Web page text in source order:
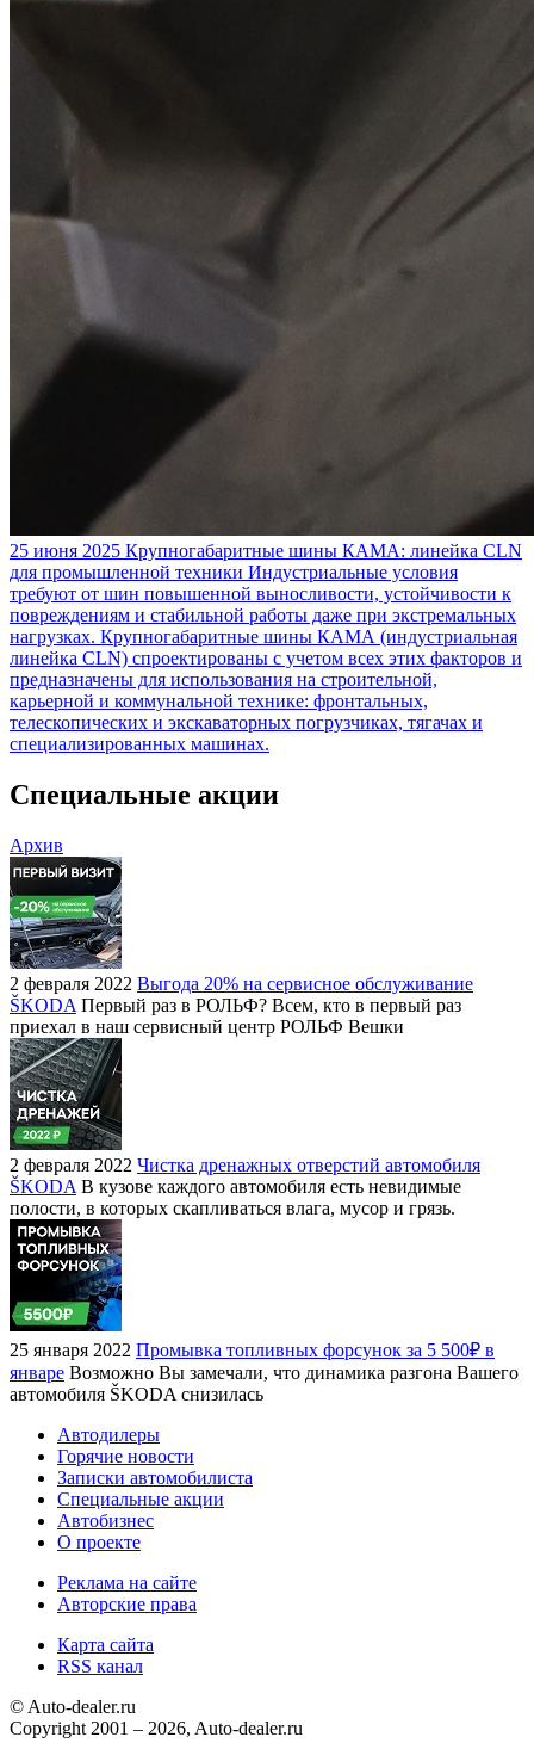
25 июня 2025 Крупногабаритные шины КАМА: линейка CLN
для промышленной техники Индустриальные условия
требуют от шин повышенной выносливости, устойчивости к
повреждениям и стабильной работы даже при экстремальных
нагрузках. Крупногабаритные шины КАМА (индустриальная
линейка CLN) спроектированы с учетом всех этих факторов и
предназначены для использования на строительной,
карьерной и коммунальной технике: фронтальных,
телескопических и экскаваторных погрузчиках, тягачах и
специализированных машинах.
Специальные акции
Архив
2 февраля 2022 Выгода 20% на сервисное обслуживание
ŠKODA Первый раз в РОЛЬФ? Всем, кто в первый раз
приехал в наш сервисный центр РОЛЬФ Вешки
2 февраля 2022 Чистка дренажных отверстий автомобиля
ŠKODA В кузове каждого автомобиля есть невидимые
полости, в которых скапливаться влага, мусор и грязь.
25 января 2022 Промывка топливных форсунок за 5 500₽ в
январе Возможно Вы замечали, что динамика разгона Вашего
автомобиля ŠKODA снизилась
Автодилеры
Горячие новости
Записки автомобилиста
Специальные акции
Автобизнес
О проекте
Реклама на сайте
Авторские права
Карта сайта
RSS канал
© Auto-dealer.ru
Copyright 2001 – 2026, Auto-dealer.ru